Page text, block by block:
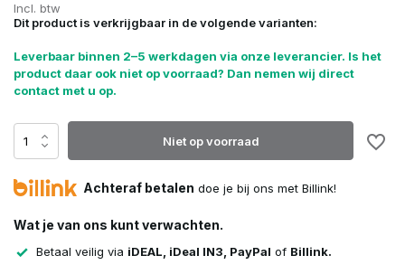
Incl. btw
Dit product is verkrijgbaar in de volgende varianten:
Leverbaar binnen 2–5 werkdagen via onze leverancier. Is het
product daar ook niet op voorraad? Dan nemen wij direct
contact met u op.
Niet op voorraad
Achteraf betalen doe je bij ons met Billink!
Wat je van ons kunt verwachten.
Betaal veilig via iDEAL, iDeal IN3, PayPal of Billink.